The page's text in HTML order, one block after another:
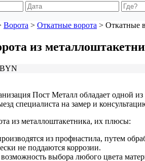
Ворота > Откатные ворота > Откатные
из
Пост Металл обладает одной из
специалиста на замер и
из металлоштакетника, их плюсы:
из профнастила, путем
не поддаются коррозии.
выбора любого цвета